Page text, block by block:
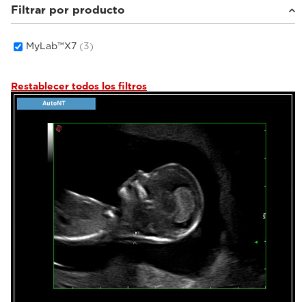
Filtrar por producto
MyLab™X7 (3)
Restablecer todos los filtros